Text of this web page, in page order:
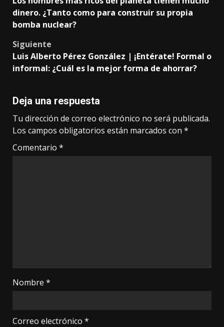
navigation
dinero. ¿Tanto como para construir su propia
bomba nuclear?
Siguiente
Luis Alberto Pérez González | ¡Entérate! Formal o
informal: ¿Cuál es la mejor forma de ahorrar?
Deja una respuesta
Tu dirección de correo electrónico no será publicada.
Los campos obligatorios están marcados con *
Comentario *
Nombre *
Correo electrónico *